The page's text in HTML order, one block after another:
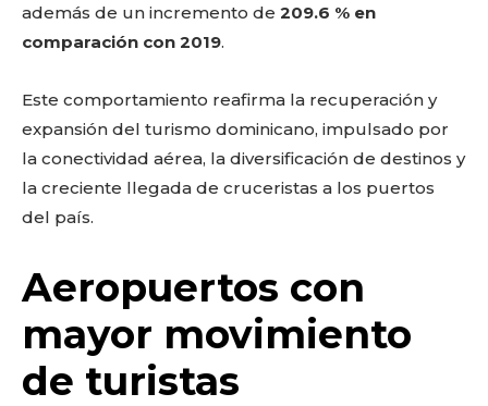
además de un incremento de 209.6 % en
comparación con 2019.
Este comportamiento reafirma la recuperación y
expansión del turismo dominicano, impulsado por
la conectividad aérea, la diversificación de destinos y
la creciente llegada de cruceristas a los puertos
del país.
Aeropuertos con
mayor movimiento
de turistas